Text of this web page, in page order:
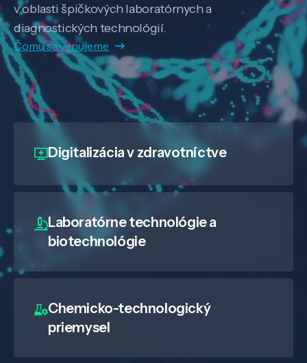
v oblasti špičkových laboratórnych a
diagnostických technológií.
Čomu sa venujeme
Digitalizáciav zdravotníctve
Laboratórne technológie a
biotechnológie
Chemicko-technologický
priemysel